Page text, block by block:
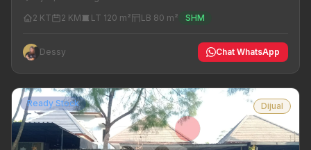
2 KT
2 KM LT 120 m² LB 80 m² SHM
Dessy Chat WhatsApp
Ready Stock Dijual